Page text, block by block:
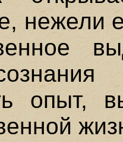
нежели
опыт,